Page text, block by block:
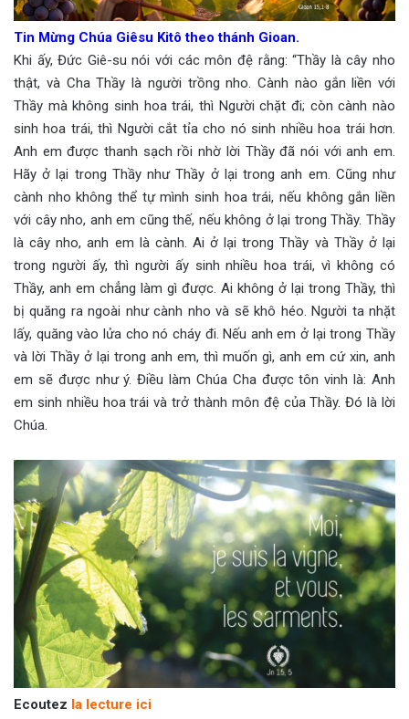
Tin Mừng Chúa Giêsu Kitô theo thánh Gioan.
Khi ấy, Đức Giê-su nói với các môn đệ rằng: “Thầy là cây nho
thật, và Cha Thầy là người trồng nho. Cành nào gắn liền với
Thầy mà không sinh hoa trái, thì Người chặt đi; còn cành nào
sinh hoa trái, thì Người cắt tỉa cho nó sinh nhiều hoa trái hơn.
Anh em được thanh sạch rồi nhờ lời Thầy đã nói với anh em.
Hãy ở lại trong Thầy như Thầy ở lại trong anh em. Cũng như
cành nho không thể tự mình sinh hoa trái, nếu không gắn liền
với cây nho, anh em cũng thế, nếu không ở lại trong Thầy. Thầy
là cây nho, anh em là cành. Ai ở lại trong Thầy và Thầy ở lại
trong người ấy, thì người ấy sinh nhiều hoa trái, vì không có
Thầy, anh em chẳng làm gì được. Ai không ở lại trong Thầy, thì
bị quăng ra ngoài như cành nho và sẽ khô héo. Người ta nhặt
lấy, quăng vào lửa cho nó cháy đi. Nếu anh em ở lại trong Thầy
và lời Thầy ở lại trong anh em, thì muốn gì, anh em cứ xin, anh
em sẽ được như ý. Điều làm Chúa Cha được tôn vinh là: Anh
em sinh nhiều hoa trái và trở thành môn đệ của Thầy. Đó là lời
Chúa.
Ecoutez la lecture ici